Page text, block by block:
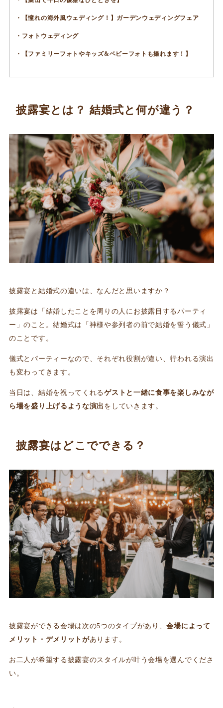
【憧れの海外風ウェディング！】ガーデンウェディングフェア
フォトウェディング
【ファミリーフォトやキッズ&ベビーフォトも撮れます！】
披露宴とは？ 結婚式と何が違う？
披露宴と結婚式の違いは、なんだと思いますか？
披露宴は「結婚したことを周りの人にお披露目するパーティ
ー」のこと。結婚式は「神様や参列者の前で結婚を誓う儀式」
のことです。
儀式とパーティーなので、それぞれ役割が違い、行われる演出
も変わってきます。
当日は、結婚を祝ってくれるゲストと一緒に食事を楽しみなが
ら場を盛り上げるような演出 をしていきます。
披露宴はどこでできる？
披露宴ができる会場は次の5つのタイプがあり、会場によって
メリット・デメリットがあります。
お二人が希望する披露宴のスタイルが叶う会場を選んでくださ
い。